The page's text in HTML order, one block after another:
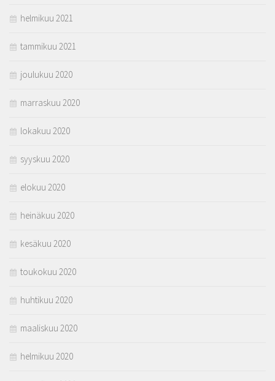
helmikuu 2021
tammikuu 2021
joulukuu 2020
marraskuu 2020
lokakuu 2020
syyskuu 2020
elokuu 2020
heinäkuu 2020
kesäkuu 2020
toukokuu 2020
huhtikuu 2020
maaliskuu 2020
helmikuu 2020